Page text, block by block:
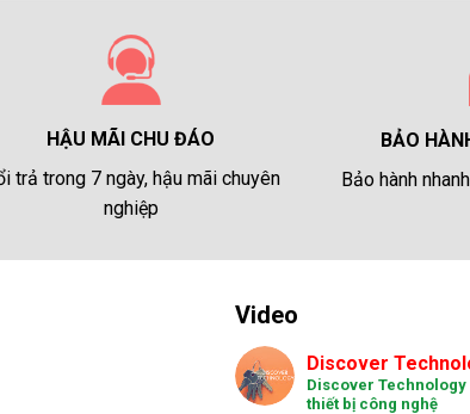
HẬU MÃI CHU ĐÁO
trả trong 7 ngày, hậu mãi chuyên
nghiệp
BẢO
Bảo hành
Video
Discover
Discover
thiết bị công nghệ